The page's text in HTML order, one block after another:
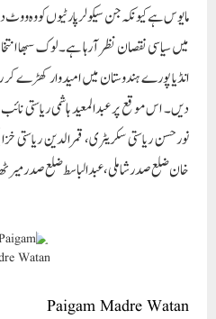
مایوس ہے کیونکہ جن سیکولر پارٹیوں کو وہ
میں سیاسی نقصان نظر آرہا ہے۔ لوک سبھا
انڈیا پورے ہندوستان میں امیدوار کھڑے
دیں۔ اس موقع پر عبدالمعید ہاشمی ریاستی
نورحسن ریاستی سکریٹری، قمرالدین ریاستی
خان ضلع صدر شاملی، عبدالباسط ضلع صدر
Paigam Madre Watan